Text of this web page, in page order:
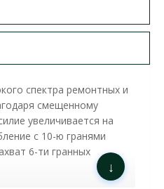
спектра ремонтных и
смещенному
увеличивается на
с 10-ю гранями
6-ти гранных
↓